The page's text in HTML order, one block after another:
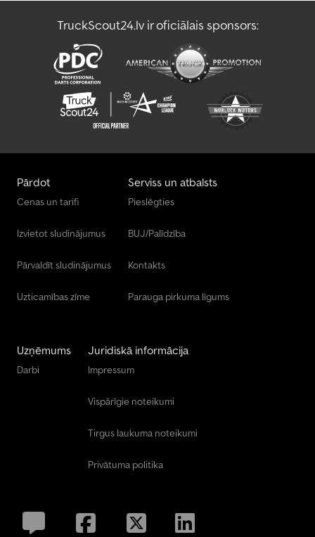
TruckScout24.lv ir oficiālais sponsors:
Pārdot
Cenas un tarifi
Izvietot sludinājumus
Pārvaldīt sludinājumus
Uzticamības zīme
Serviss un atbalsts
Pieslēgties
BUJ/Palīdzība
Kontakts
Parauga pirkuma līgums
Uzņēmums
Darbi
Juridiskā informācija
Impressum
Vispārīgie noteikumi
Tirgus laukuma noteikumi
Privātuma politika